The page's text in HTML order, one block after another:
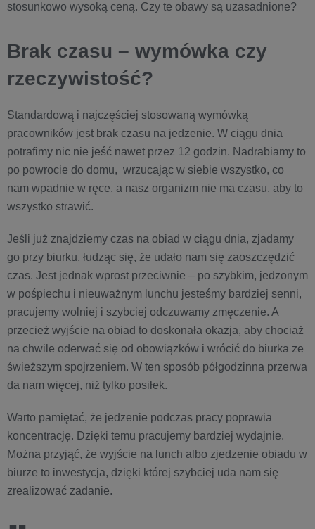
stosunkowo wysoką ceną. Czy te obawy są uzasadnione?
Brak czasu – wymówka czy
rzeczywistość?
Standardową i najczęściej stosowaną wymówką
pracowników jest brak czasu na jedzenie. W ciągu dnia
potrafimy nic nie jeść nawet przez 12 godzin. Nadrabiamy to
po powrocie do domu, wrzucając w siebie wszystko, co
nam wpadnie w ręce, a nasz organizm nie ma czasu, aby to
wszystko strawić.
Jeśli już znajdziemy czas na obiad w ciągu dnia, zjadamy
go przy biurku, łudząc się, że udało nam się zaoszczędzić
czas. Jest jednak wprost przeciwnie – po szybkim, jedzonym
w pośpiechu i nieuważnym lunchu jesteśmy bardziej senni,
pracujemy wolniej i szybciej odczuwamy zmęczenie. A
przecież wyjście na obiad to doskonała okazja, aby chociaż
na chwile oderwać się od obowiązków i wrócić do biurka ze
świeższym spojrzeniem. W ten sposób półgodzinna przerwa
da nam więcej, niż tylko posiłek.
Warto pamiętać, że jedzenie podczas pracy poprawia
koncentrację. Dzięki temu pracujemy bardziej wydajnie.
Można przyjąć, że wyjście na lunch albo zjedzenie obiadu w
biurze to inwestycja, dzięki której szybciej uda nam się
zrealizować zadanie.